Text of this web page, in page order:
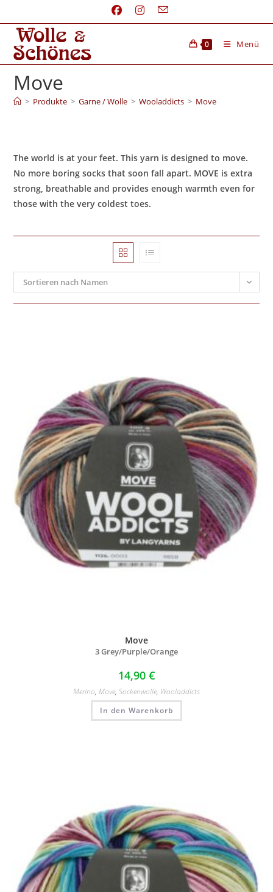
0 Menü
Move
> Produkte > Garne / Wolle > Wooladdicts > Move
The world is at your feet. This yarn is designed to move.
No more boring socks that soon fall apart. MOVE is extra
strong, breathable and provides enough warmth even for
those with the very coldest toes.
Sortieren nach Namen
Move
3 Grey/Purple/Orange
14,90 €
Merino, Move, Sockenwolle, Wooladdicts
In den Warenkorb